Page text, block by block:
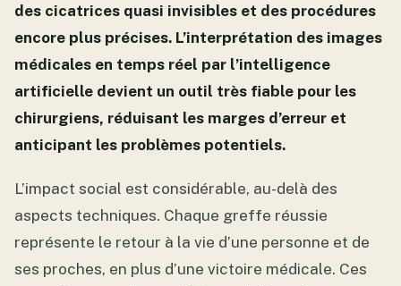
des cicatrices quasi invisibles et des procédures
encore plus précises. L’interprétation des images
médicales en temps réel par l’intelligence
artificielle devient un outil très fiable pour les
chirurgiens, réduisant les marges d’erreur et
anticipant les problèmes potentiels.
L’impact social est considérable, au-delà des
aspects techniques. Chaque greffe réussie
représente le retour à la vie d’une personne et de
ses proches, en plus d’une victoire médicale. Ces